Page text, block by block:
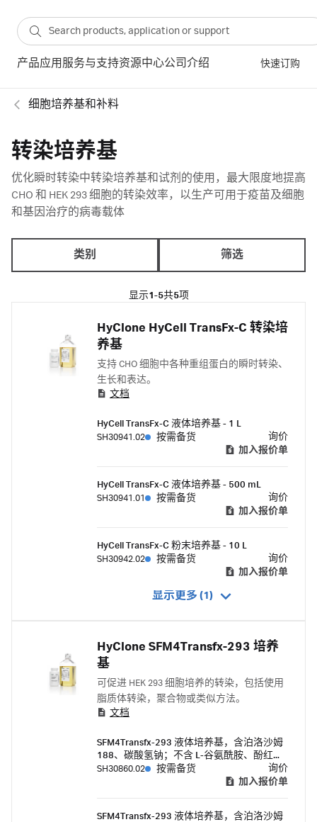
产品应用 服务与支持资源中心公司介绍 快速订购
细胞培养基和补料
转染培养基
优化瞬时转染中转染培养基和试剂的使用，最大限度地提高
CHO 和 HEK 293 细胞的转染效率，以生产可用于疫苗及细胞
和基因治疗的病毒载体
类别 筛选
显示1-5共5项
HyClone HyCell TransFx-C 转染培
养基
支持 CHO 细胞中各种重组蛋白的瞬时转染、
生长和表达。
文档
HyCell TransFx-C 液体培养基 - 1 L
SH30941.02
按需备货
询价
加入报价单
HyCell TransFx-C 液体培养基 - 500 mL
SH30941.01
按需备货
询价
加入报价单
HyCell TransFx-C 粉末培养基 - 10 L
SH30942.02
按需备货
询价
加入报价单
显示更多 (1)
HyClone SFM4Transfx-293 培养
基
可促进 HEK 293 细胞培养的转染，包括使用
脂质体转染，聚合物或类似方法。
文档
SFM4Transfx-293 液体培养基，含泊洛沙姆
188、碳酸氢钠；不含 L-谷氨酰胺、酚红、
羟乙基哌嗪乙磺酸 (HEPES) - 1000 mL
SH30860.02 按需备货
询价
加入报价单
SFM4Transfx-293 液体培养基，含泊洛沙姆